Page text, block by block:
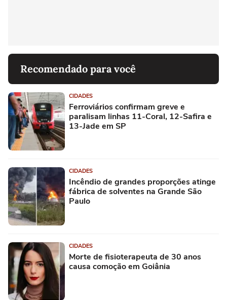
Recomendado para você
CIDADES
Ferroviários confirmam greve e
paralisam linhas 11-Coral, 12-Safira e
13-Jade em SP
CIDADES
Incêndio de grandes proporções atinge
fábrica de solventes na Grande São
Paulo
CIDADES
Morte de fisioterapeuta de 30 anos
causa comoção em Goiânia